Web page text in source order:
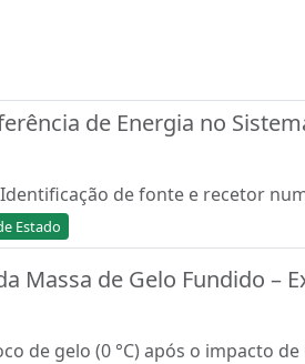
de Energia no
Identificação de fonte e recetor
Estado
Massa de Gelo Fundido –
de gelo (0 °C) após o impacto